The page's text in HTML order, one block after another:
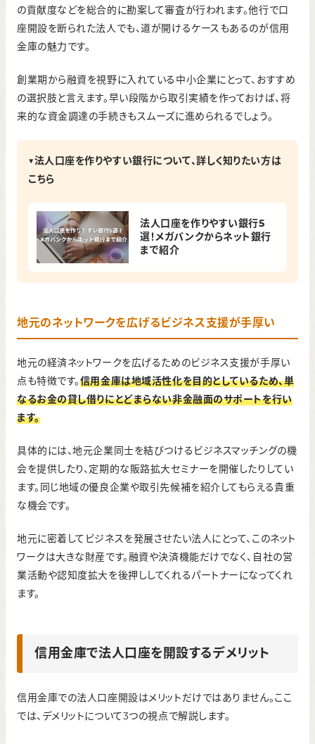
の貢献度などを総合的に勘案して審査が行われます。他行で口
座開設を断られた法人でも、道が開けるケースもあるのが信用
金庫の魅力です。
創業期から融資を視野に入れている中小企業にとって、おすすめ
の選択肢と言えます。早い段階から取引実績を作っておけば、将
来的な資金調達の手続きもスムーズに進められるでしょう。
▼法人口座を作りやすい銀行について、詳しく知りたい方は
こちら
法人口座を作りやすい銀行5
選！メガバンクからネット銀行
まで紹介
地元のネットワークを広げるビジネス支援が手厚い
地元の経済ネットワークを広げるためのビジネス支援が手厚い
点も特徴です。信用金庫は地域活性化を目的としているため、単
なるお金の貸し借りにとどまらない非金融面のサポートを行い
ます。
具体的には、地元企業同士を結びつけるビジネスマッチングの機
会を提供したり、定期的な販路拡大セミナーを開催したりしてい
ます。同じ地域の優良企業や取引先候補を紹介してもらえる貴重
な機会です。
地元に密着してビジネスを発展させたい法人にとって、このネット
ワークは大きな財産です。融資や決済機能だけでなく、自社の営
業活動や認知度拡大を後押ししてくれるパートナーになってくれ
ます。
信用金庫で法人口座を開設するデメリット
信用金庫での法人口座開設はメリットだけではありません。ここ
では、デメリットについて3つの視点で解説します。